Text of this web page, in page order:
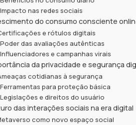
Impacto nas redes sociais
do consumo consciente
e rótulos digitais
Poder das avaliações autênticas
Influenciadores e campanhas virais
da privacidade e segurança
cotidianas à segurança
Ferramentas para proteção básica
Legislações e direitos do usuário
das interações sociais na era digital
como novo espaço social